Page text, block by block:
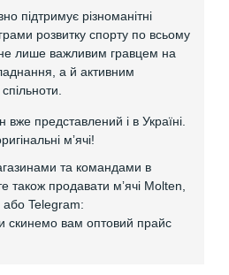
підтримує різноманітні
розвитку спорту по всьому
лише важливим гравцем на
а й активним
представлений і в Україні.
мʼячі!
та командами в
також продавати мʼячі Molten,
Telegram:
скинемо вам оптовий прайс